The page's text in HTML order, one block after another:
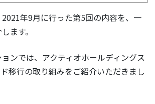
年9月に行った第5回の内容を、一
ます。
ンでは、アクティオホールディングス
移行の取り組みをご紹介いただきまし